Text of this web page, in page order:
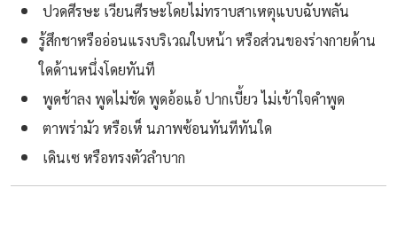
ปวดศีรษะ เวียนศีรษะโดยไม่ทราบสาเหตุแบบฉับพลัน
รู้สึกชาหรืออ่อนแรงบริเวณใบหน้า หรือส่วนของร่างกายด้าน
ใดด้านหนึ่งโดยทันที
พูดช้าลง พูดไม่ชัด พูดอ้อแอ้ ปากเบี้ยว ไม่เข้าใจคำพูด
ตาพร่ามัว หรือเห็ นภาพซ้อนทันทีทันใด
เดินเซ หรือทรงตัวลำบาก